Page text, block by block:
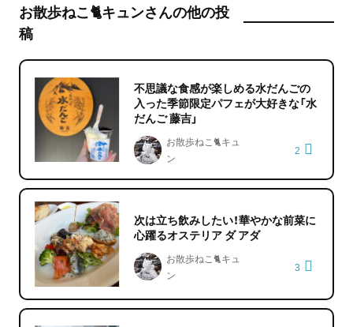
お散歩ねこ🐈キュンさんの他の投
稿
不思議な食感が楽しめる水だんごの
入った季節限定パフェが大好きな「水
だんご 藤吉」
お散歩ねこ🐈キュ
ン
2
次は立ち飲みしたい！華やかな前菜に
心躍るオステリア ダ アダ
お散歩ねこ🐈キュ
ン
3